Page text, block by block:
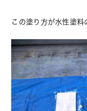
この塗り方が水性塗料